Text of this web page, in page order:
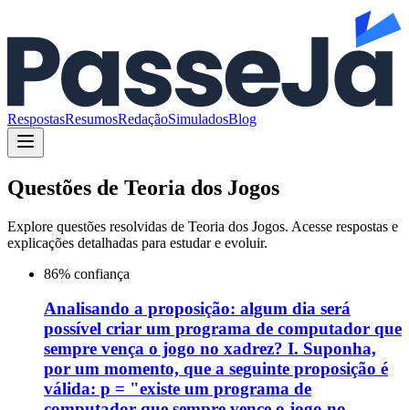
RespostasResumosRedaçãoSimuladosBlog
Questões de Teoria dos Jogos
Explore questões resolvidas de Teoria dos Jogos. Acesse respostas e
explicações detalhadas para estudar e evoluir.
86% confiança
Analisando a proposição: algum dia será
possível criar um programa de computador que
sempre vença o jogo no xadrez? I. Suponha,
por um momento, que a seguinte proposição é
válida: p = "existe um programa de